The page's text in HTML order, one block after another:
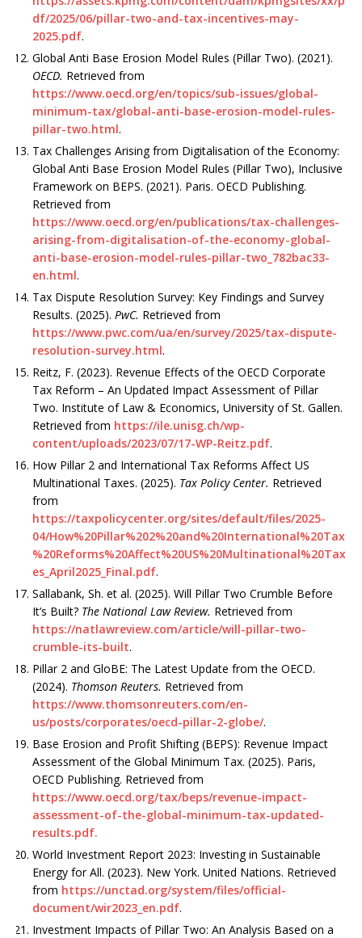
df/2025/06/pillar-two-and-tax-incentives-may-
2025.pdf.
Global Anti Base Erosion Model Rules (Pillar Two). (2021).
OECD. Retrieved from
https://www.oecd.org/en/topics/sub-issues/global-
minimum-tax/global-anti-base-erosion-model-rules-
pillar-two.html.
Tax Challenges Arising from Digitalisation of the Economy:
Global Anti Base Erosion Model Rules (Pillar Two), Inclusive
Framework on BEPS. (2021). Paris. OECD Publishing.
Retrieved from
https://www.oecd.org/en/publications/tax-challenges-
arising-from-digitalisation-of-the-economy-global-
anti-base-erosion-model-rules-pillar-two_782bac33-
en.html.
Tax Dispute Resolution Survey: Key Findings and Survey
Results. (2025). PwC. Retrieved from
https://www.pwc.com/ua/en/survey/2025/tax-dispute-
resolution-survey.html.
Reitz, F. (2023). Revenue Effects of the OECD Corporate
Tax Reform – An Updated Impact Assessment of Pillar
Two. Institute of Law & Economics, University of St. Gallen.
Retrieved from https://ile.unisg.ch/wp-
content/uploads/2023/07/17-WP-Reitz.pdf.
How Pillar 2 and International Tax Reforms Affect US
Multinational Taxes. (2025). Tax Policy Center. Retrieved
from
https://taxpolicycenter.org/sites/default/files/2025-
04/How%20Pillar%202%20and%20International%20Tax
%20Reforms%20Affect%20US%20Multinational%20Tax
es_April2025_Final.pdf.
Sallabank, Sh. et al. (2025). Will Pillar Two Crumble Before
It’s Built? The National Law Review. Retrieved from
https://natlawreview.com/article/will-pillar-two-
crumble-its-built.
Pillar 2 and GloBE: The Latest Update from the OECD.
(2024). Thomson Reuters. Retrieved from
https://www.thomsonreuters.com/en-
us/posts/corporates/oecd-pillar-2-globe/.
Base Erosion and Profit Shifting (BEPS): Revenue Impact
Assessment of the Global Minimum Tax. (2025). Paris,
OECD Publishing. Retrieved from
https://www.oecd.org/tax/beps/revenue-impact-
assessment-of-the-global-minimum-tax-updated-
results.pdf.
World Investment Report 2023: Investing in Sustainable
Energy for All. (2023). New York. United Nations. Retrieved
from https://unctad.org/system/files/official-
document/wir2023_en.pdf.
Investment Impacts of Pillar Two: An Analysis Based on a